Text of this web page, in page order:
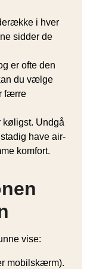
i hver
sidder de
er ofte den
du vælge
færre
køligst. Undgå
have air-
komfort.
vise:
mobilskærm).